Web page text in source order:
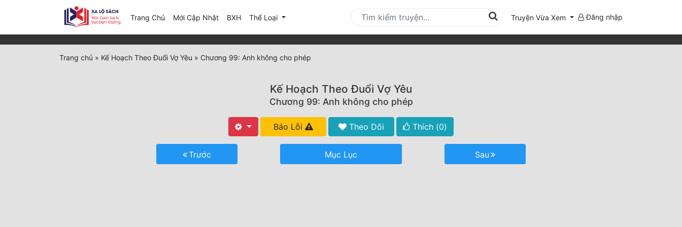
Trang Chủ Mới Cập Nhật(current)
BXH Thể Loại Truyện Vừa Xem Đăng nhập
Trang chủ » Kế Hoạch Theo Đuổi Vợ Yêu » Chương 99: Anh không cho phép
Kế Hoạch Theo Đuổi Vợ Yêu
Chương 99: Anh không cho phép
Báo Lỗi Theo Dõi Thích (0)
Trước Mục Lục Sau